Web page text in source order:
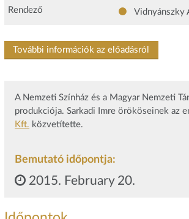
Rendező Vidnyánszky
További információk az előadásról
A Nemzeti Színház és a Magyar Nemzeti
produkciója. Sarkadi Imre örököseinek az
Kft. közvetítette.
Bemutató időpontja:
2015. February 20.